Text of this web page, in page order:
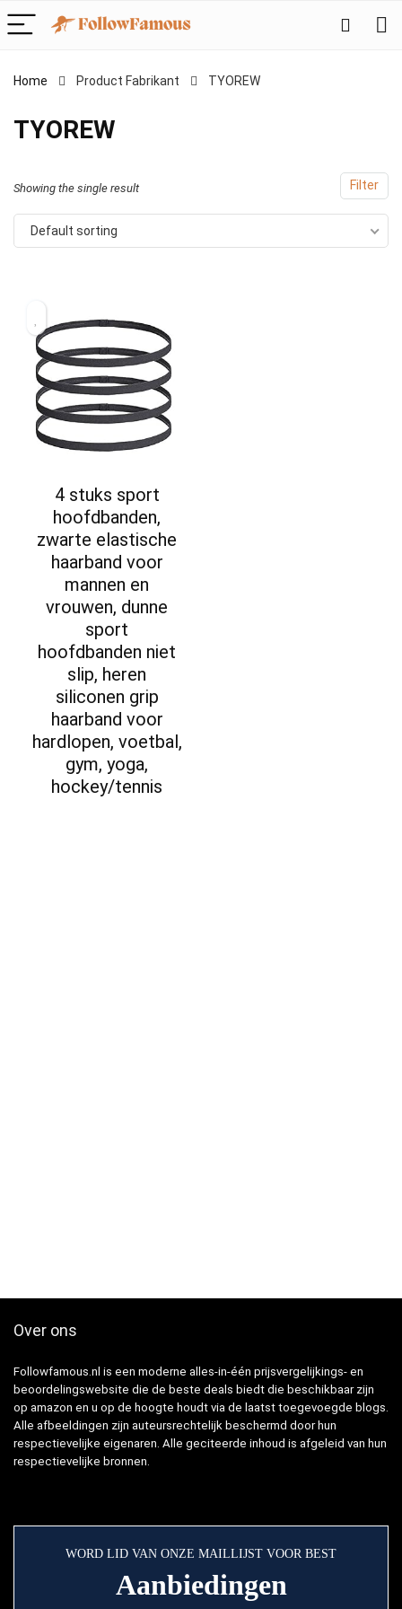
Home Product Fabrikant ‎TYOREW
‎TYOREW
Filter
Showing the single result
Default sorting
4 stuks sport
hoofdbanden,
zwarte elastische
haarband voor
mannen en
vrouwen, dunne
sport
hoofdbanden niet
slip, heren
siliconen grip
haarband voor
hardlopen, voetbal,
gym, yoga,
hockey/tennis
Over ons
Followfamous.nl is een moderne alles-in-één prijsvergelijkings- en
beoordelingswebsite die de beste deals biedt die beschikbaar zijn
op amazon en u op de hoogte houdt via de laatst toegevoegde blogs.
Alle afbeeldingen zijn auteursrechtelijk beschermd door hun
respectievelijke eigenaren. Alle geciteerde inhoud is afgeleid van hun
respectievelijke bronnen.
WORD LID VAN ONZE MAILLIJST VOOR BEST
Aanbiedingen